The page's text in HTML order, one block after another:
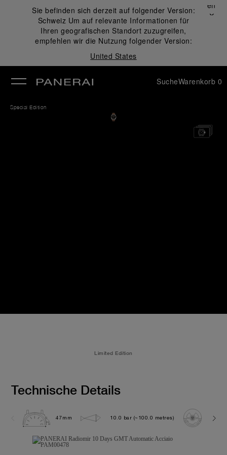
Sie befinden sich derzeit auf folgender Version:
Schweiz Um auf relevante Informationen für
Ihren geografischen Standort zuzugreifen,
empfehlen wir die Nutzung folgender Version:
United States
Schließen
✕
SucheWarenkorb 0
Special Edition
Limited Edition
Technische Details
47mm 10.0 bar (~100.0 metres)